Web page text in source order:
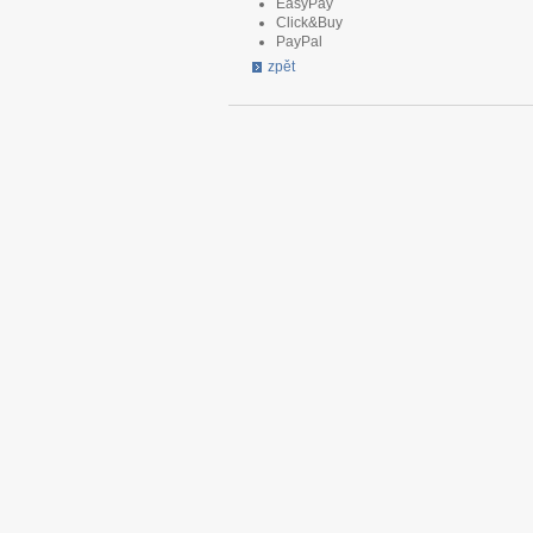
EasyPay
Click&Buy
PayPal
zpět